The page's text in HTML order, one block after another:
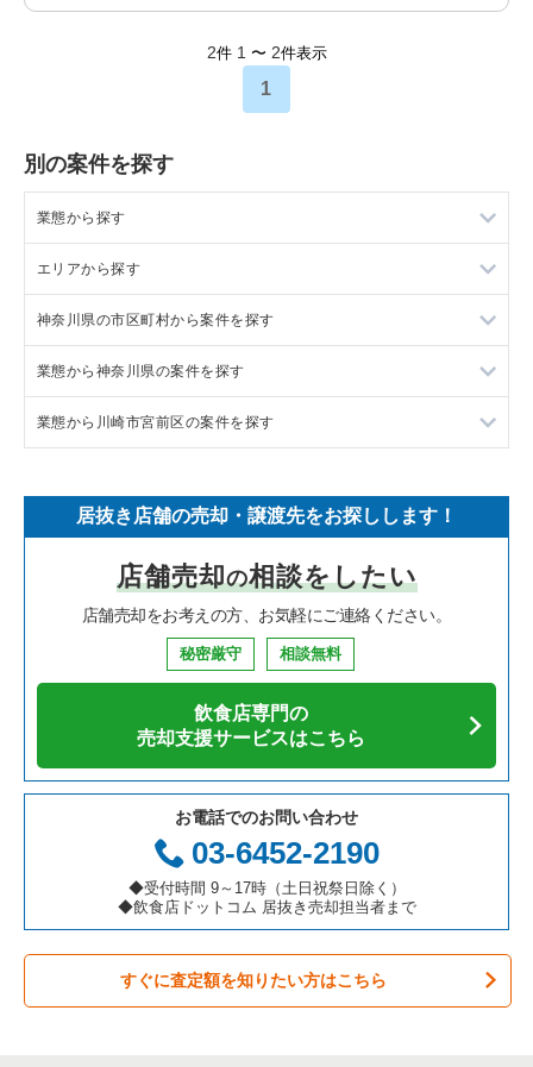
2件 1 〜 2件表示
1
別の案件を探す
業態から探す
ラーメンの居抜き売却物件の案件一覧
フランス料理の居抜き売却物件の案件一覧
イタリア料理の居抜き売却物件の案件一覧
中華の居抜き売却物件の案件一覧
寿司の居抜き売却物件の案件一覧
焼肉の居抜き売却物件の案件一覧
鉄板焼き・お好み焼の居抜き売却物件の案件一覧
カフェの居抜き売却物件の案件一覧
テイクアウトの居抜き売却物件の案件一覧
お弁当・惣菜・デリの居抜き売却物件の案件一覧
カラオケ・パブ・スナックの居抜き売却物件の案件一覧
バーの居抜き売却物件の案件一覧
居酒屋・ダイニングバーの居抜き売却物件の案件一覧
エリアから探す
東京23区の飲食店の居抜き売却物件の案件一覧
東京都下の飲食店の居抜き売却物件の案件一覧
千葉県の飲食店の居抜き売却物件の案件一覧
神奈川県の飲食店の居抜き売却物件の案件一覧
大阪府の飲食店の居抜き売却物件の案件一覧
兵庫県の飲食店の居抜き売却物件の案件一覧
愛知県の飲食店の居抜き売却物件の案件一覧
岐阜県の飲食店の居抜き売却物件の案件一覧
三重県の飲食店の居抜き売却物件の案件一覧
神奈川県の市区町村から案件を探す
大和市の飲食店の居抜き売却物件の案件一覧
鎌倉市の飲食店の居抜き売却物件の案件一覧
川崎市高津区の飲食店の居抜き売却物件の案件一覧
横浜市鶴見区の飲食店の居抜き売却物件の案件一覧
川崎市中原区の飲食店の居抜き売却物件の案件一覧
横浜市南区の飲食店の居抜き売却物件の案件一覧
横浜市港北区の飲食店の居抜き売却物件の案件一覧
横浜市神奈川区の飲食店の居抜き売却物件の案件一覧
横浜市都筑区の飲食店の居抜き売却物件の案件一覧
横浜市西区の飲食店の居抜き売却物件の案件一覧
川崎市宮前区の飲食店の居抜き売却物件の案件一覧
業態から神奈川県の案件を探す
神奈川県のラーメンの居抜き売却物件の案件一覧
神奈川県のイタリア料理の居抜き売却物件の案件一覧
神奈川県の中華の居抜き売却物件の案件一覧
神奈川県のそば・うどんの居抜き売却物件の案件一覧
神奈川県の焼肉の居抜き売却物件の案件一覧
神奈川県の鉄板焼き・お好み焼の居抜き売却物件の案件一覧
神奈川県のアジア料理の居抜き売却物件の案件一覧
神奈川県のカフェの居抜き売却物件の案件一覧
神奈川県のテイクアウトの居抜き売却物件の案件一覧
神奈川県のお弁当・惣菜・デリの居抜き売却物件の案件一覧
業態から川崎市宮前区の案件を探す
川崎市宮前区の中華の居抜き売却物件の案件一覧
川崎市宮前区のカフェの居抜き売却物件の案件一覧
川崎市宮前区のテイクアウトの居抜き売却物件の案件一覧
川崎市宮前区の居酒屋・ダイニングバーの居抜き売却物件の案
居抜き店舗の売却・譲渡先をお探しします！
店舗売却の相談をしたい
店舗売却をお考えの方、お気軽にご連絡ください。
秘密厳守 相談無料
飲食店専門の
売却支援サービスはこちら
お電話でのお問い合わせ
03-6452-2190
◆受付時間 9～17時（土日祝祭日除く）
◆飲食店ドットコム 居抜き売却担当者まで
すぐに査定額を知りたい方はこちら